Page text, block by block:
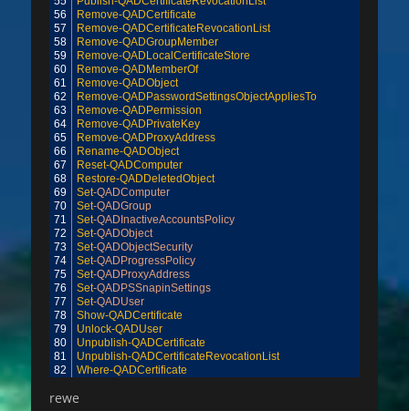
56
57
58
59
60
61
62
63
64
65
66
67
68
69
70
71
72
73
74
75
76
77
78
79
80
81
82
Remove-QADCertificate
Remove-QADCertificateRevocationList
Remove-QADGroupMember
Remove-QADLocalCertificateStore
Remove-QADMemberOf
Remove-QADObject
Remove-QADPasswordSettingsObjectAppliesTo
Remove-QADPermission
Remove-QADPrivateKey
Remove-QADProxyAddress
Rename-QADObject
Reset-QADComputer
Restore-QADDeletedObject
Set-QADComputer
Set-QADGroup
Set-QADInactiveAccountsPolicy
Set-QADObject
Set-QADObjectSecurity
Set-QADProgressPolicy
Set-QADProxyAddress
Set-QADPSSnapinSettings
Set-QADUser
Show-QADCertificate
Unlock-QADUser
Unpublish-QADCertificate
Unpublish-QADCertificateRevocationList
Where-QADCertificate
rewe